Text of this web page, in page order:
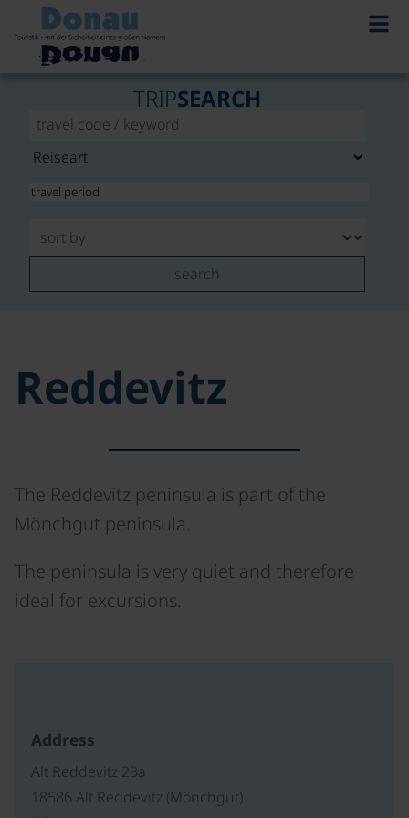
TRIPSEARCH
search
Reddevitz
The Reddevitz peninsula is part of the
Mönchgut peninsula.
The peninsula is very quiet and therefore
ideal for excursions.
Address
Alt Reddevitz 23a
18586 Alt Reddevitz (Mönchgut)